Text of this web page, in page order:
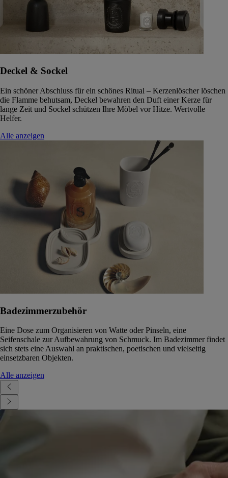
Deckel & Sockel
Ein schöner Abschluss für ein schönes Ritual – Kerzenlöscher löschen
die Flamme behutsam, Deckel bewahren den Duft einer Kerze für
lange Zeit und Sockel schützen Ihre Möbel vor Hitze. Wertvolle
Helfer.
Alle anzeigen
Badezimmerzubehör
Eine Dose zum Organisieren von Watte oder Pinseln, eine
Seifenschale zur Aufbewahrung von Schmuck. Im Badezimmer findet
sich stets eine Auswahl an praktischen, poetischen und vielseitig
einsetzbaren Objekten.
Alle anzeigen